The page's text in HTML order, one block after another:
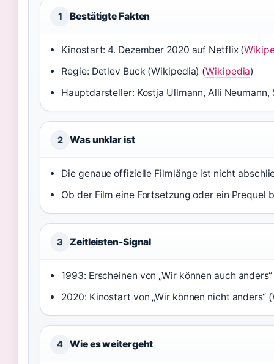
1 Bestätigte Fakten
Kinostart: 4. Dezember 2020 auf Netflix (
Regie: Detlev Buck (Wikipedia) (Wikipedia)
Hauptdarsteller: Kostja Ullmann, Alli
2 Was unklar ist
Die genaue offizielle Filmlänge ist nicht
Ob der Film eine Fortsetzung oder ein Prequel
3 Zeitleisten-Signal
1993: Erscheinen von „Wir können auch
2020: Kinostart von „Wir können nicht anders“
4 Wie es weitergeht